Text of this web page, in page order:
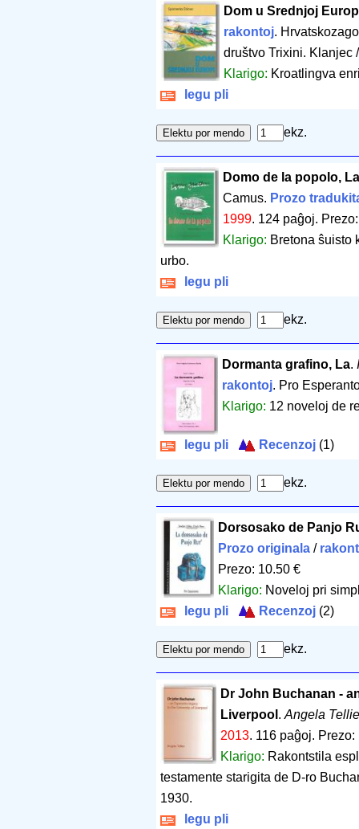
Dom u Srednjoj
rakontoj.
društvo Trixini. Klanjec
Klarigo: Kroatlingva
legu pli
ekz.
Domo de la popolo, La
Camus. Prozo
1999. 124 paĝoj.
Klarigo: Bretona ŝuisto
urbo.
legu pli
ekz.
Dormanta grafino, La.
rakontoj. Pro
Klarigo: 12 noveloj de
legu pli Recenzoj (1)
ekz.
Dorsosako de Panjo
Prozo originala /
Prezo: 10.50 €
Klarigo: Noveloj pri
legu pli
Recenzoj (2)
ekz.
Dr John Buchanan -
Liverpool . Angela
2013. 116 paĝoj. Prezo:
Klarigo: Rakontstila
testamente starigita de D-ro
1930.
legu pli